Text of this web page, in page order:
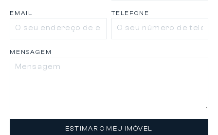
EMAIL TELEFONE
MENSAGEM
ESTIMAR O MEU IMÓVEL